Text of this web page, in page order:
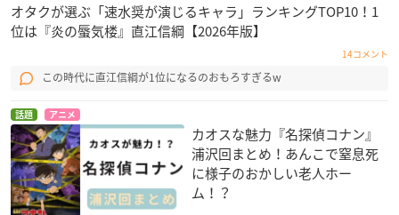
オタクが選ぶ「速水奨が演じるキャラ」ランキングTOP10！1
位は『炎の蜃気楼』直江信綱【2026年版】
14コメント
この時代に直江信綱が1位になるのおもろすぎるw
話題 アニメ
カオスな魅力『名探偵コナン』
浦沢回まとめ！あんこで窒息死
に様子のおかしい老人ホー
ム！？